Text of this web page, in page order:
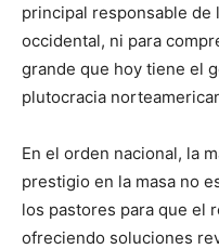
principal responsable de
occidental, ni para
grande que hoy tiene el
plutocracia
En el orden nacional, la
prestigio en la masa no
los pastores para que el
ofreciendo soluciones